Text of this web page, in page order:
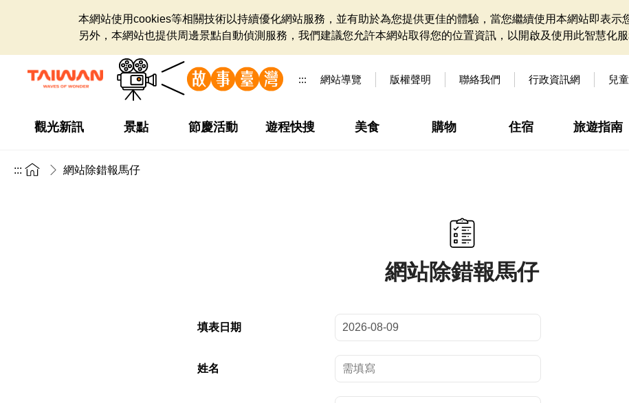
本網站使用cookies等相關技術以持續優化網站服務，並有助於為您提供更佳的體驗，當您繼續使用本網站即表示
另外，本網站也提供周邊景點自動偵測服務，我們建議您允許本網站取得您的位置資訊，以開啟及使用此智慧化服
::: 網站導覽 版權聲明 聯絡我們 行政資訊網 兒
觀光新訊 景點 節慶活動 遊程快搜 美食 購物 住宿 旅遊指南
::: 網站除錯報馬仔
網站除錯報馬仔
填表日期
姓名